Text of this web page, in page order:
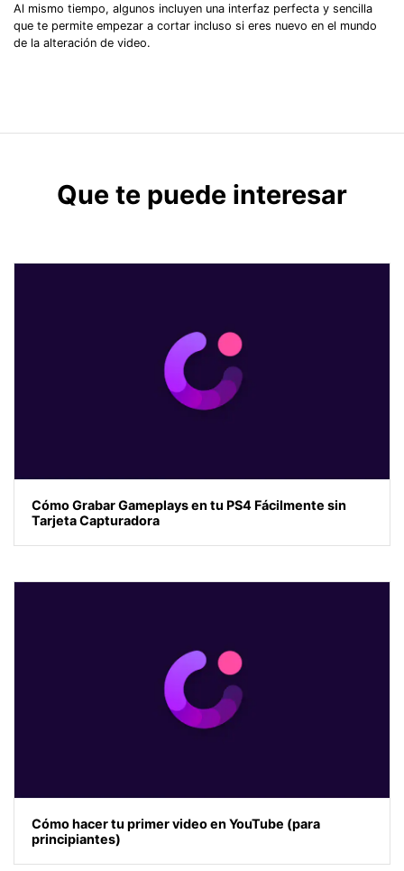
Al mismo tiempo, algunos incluyen una interfaz perfecta y sencilla
que te permite empezar a cortar incluso si eres nuevo en el mundo
de la alteración de video.
Que te puede interesar
Cómo Grabar Gameplays en tu PS4 Fácilmente sin
Tarjeta Capturadora
Cómo hacer tu primer video en YouTube (para
principiantes)